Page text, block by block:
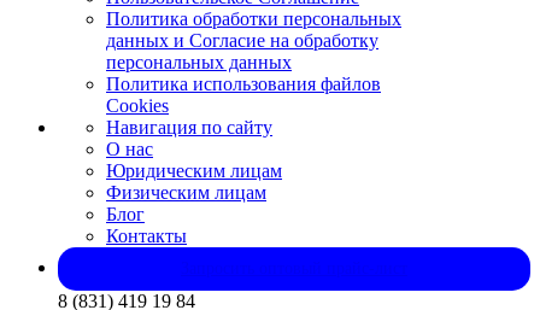
Политика обработки персональных
данных и Согласие на обработку
персональных данных
Политика использования файлов
Cookies
Навигация по сайту
О нас
Юридическим лицам
Физическим лицам
Блог
Контакты
8 (831) 419 19 84